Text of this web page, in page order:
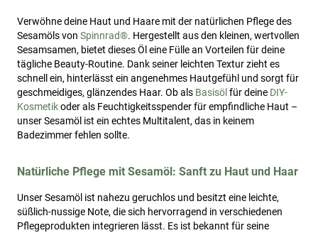
Verwöhne deine Haut und Haare mit der natürlichen Pflege des
Sesamöls von Spinnrad®. Hergestellt aus den kleinen, wertvollen
Sesamsamen, bietet dieses Öl eine Fülle an Vorteilen für deine
tägliche Beauty-Routine. Dank seiner leichten Textur zieht es
schnell ein, hinterlässt ein angenehmes Hautgefühl und sorgt für
geschmeidiges, glänzendes Haar. Ob als Basisöl für deine DIY-
Kosmetikoder als Feuchtigkeitsspender für empfindliche Haut –
unser Sesamöl ist ein echtes Multitalent, das in keinem
Badezimmer fehlen sollte.
Natürliche Pflege mit Sesamöl: Sanft zu Haut und Haar
Unser Sesamöl ist nahezu geruchlos und besitzt eine leichte,
süßlich-nussige Note, die sich hervorragend in verschiedenen
Pflegeprodukten integrieren lässt. Es ist bekannt für seine